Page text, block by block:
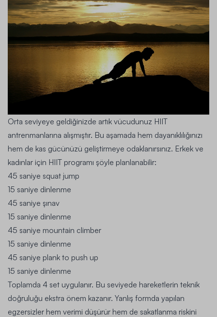
Orta seviyeye geldiğinizde artık vücudunuz HIIT
antrenmanlarına alışmıştır. Bu aşamada hem dayanıklılığınızı
hem de kas gücünüzü geliştirmeye odaklanırsınız. Erkek ve
kadınlar için HIIT programı şöyle planlanabilir:
45 saniye squat jump
15 saniye dinlenme
45 saniye şınav
15 saniye dinlenme
45 saniye mountain climber
15 saniye dinlenme
45 saniye plank to push up
15 saniye dinlenme
Toplamda 4 set uygulanır. Bu seviyede hareketlerin teknik
doğruluğu ekstra önem kazanır. Yanlış formda yapılan
egzersizler hem verimi düşürür hem de sakatlanma riskini